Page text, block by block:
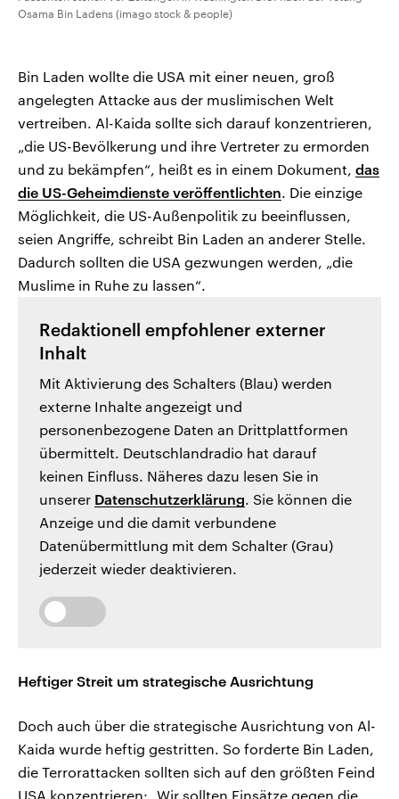
Osama Bin Ladens (imago stock & people)
Bin Laden wollte die USA mit einer neuen, groß
angelegten Attacke aus der muslimischen Welt
vertreiben. Al-Kaida sollte sich darauf konzentrieren,
„die US-Bevölkerung und ihre Vertreter zu ermorden
und zu bekämpfen“, heißt es in einem Dokument, das
die US-Geheimdienste veröffentlichten. Die einzige
Möglichkeit, die US-Außenpolitik zu beeinflussen,
seien Angriffe, schreibt Bin Laden an anderer Stelle.
Dadurch sollten die USA gezwungen werden, „die
Muslime in Ruhe zu lassen“.
Redaktionell empfohlener externer
Inhalt
Mit Aktivierung des Schalters (Blau) werden
externe Inhalte angezeigt und
personenbezogene Daten an Drittplattformen
übermittelt. Deutschlandradio hat darauf
keinen Einfluss. Näheres dazu lesen Sie in
unserer Datenschutzerklärung. Sie können die
Anzeige und die damit verbundene
Datenübermittlung mit dem Schalter (Grau)
jederzeit wieder deaktivieren.
Heftiger Streit um strategische Ausrichtung
Doch auch über die strategische Ausrichtung von Al-
Kaida wurde heftig gestritten. So forderte Bin Laden,
die Terrorattacken sollten sich auf den größten Feind
USA konzentrieren: „Wir sollten Einsätze gegen die